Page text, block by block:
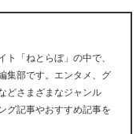
ト「ねとらぼ」の中で、
集部です。エンタメ、グ
どさまざまなジャンル
グ記事やおすすめ記事を